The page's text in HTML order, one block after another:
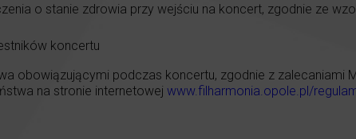
o stanie zdrowia przy wejściu na koncert, zgodnie ze
koncertu
obowiązującymi podczas koncertu, zgodnie z zalecaniami
na stronie internetowej www.filharmonia.opole.pl/